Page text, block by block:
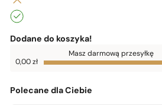
Dodane do koszyka!
Do
darmowej
0,00 zł
Masz darmową przesyłkę
0,00zł
Polecane dla Ciebie